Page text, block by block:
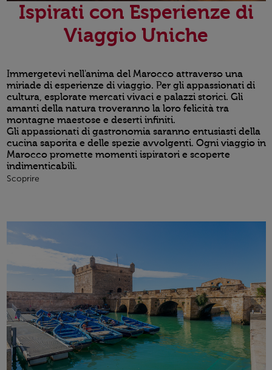
Ispirati con Esperienze di
Viaggio Uniche
Immergetevi nell'anima del Marocco attraverso una
miriade di esperienze di viaggio. Per gli appassionati di
cultura, esplorate mercati vivaci e palazzi storici. Gli
amanti della natura troveranno la loro felicità tra
montagne maestose e deserti infiniti.
Gli appassionati di gastronomia saranno entusiasti della
cucina saporita e delle spezie avvolgenti. Ogni viaggio in
Marocco promette momenti ispiratori e scoperte
indimenticabili.
Scoprire